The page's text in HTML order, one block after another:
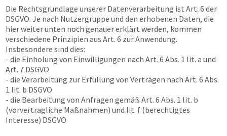
Die Rechtsgrundlage unserer Datenverarbeitung ist Art. 6 der
DSGVO. Je nach Nutzergruppe und den erhobenen Daten, die
hier weiter unten noch genauer erklärt werden, kommen
verschiedene Prinzipien aus Art. 6 zur Anwendung.
Insbesondere sind dies:
- die Einholung von Einwilligungen nach Art. 6 Abs. 1 lit. a und
Art. 7 DSGVO
- die Verarbeitung zur Erfüllung von Verträgen nach Art. 6 Abs.
1 lit. b DSGVO
- die Bearbeitung von Anfragen gemäß Art. 6 Abs. 1 lit. b
(vorvertragliche Maßnahmen) und lit. f (berechtigtes
Interesse) DSGVO